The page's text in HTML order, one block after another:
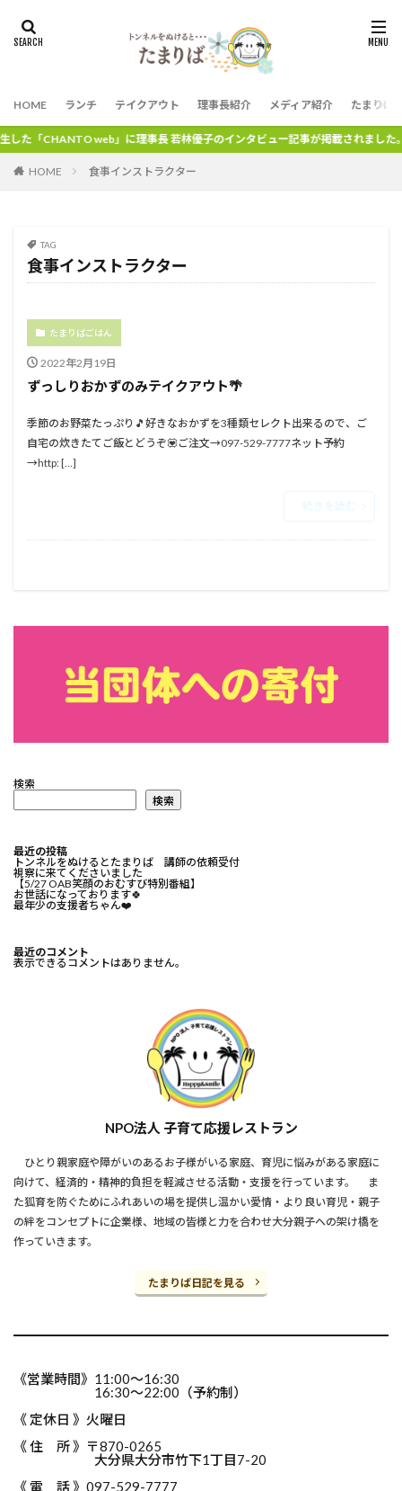
HOME ランチ テイクアウト 理事長紹介 メディア紹介 たまりば
CHANTO web」に理事長 若林優子のインタビュー記事が掲載されました。ぜ
HOME 食事インストラクター
TAG
食事インストラクター
たまりばごはん
2022年2月19日
ずっしりおかずのみテイクアウト🌴
⁡季節のお野菜たっぷり🎵⁡⁡⁡⁡好きなおかずを3種類セレクト出来るので、ご
自宅の炊きたてご飯とどうぞ💟⁡⁡⁡⁡ご注文→097-529-7777⁡⁡ネット予約
→http: […]
検索
検索
最近の投稿
トンネルをぬけるとたまりば 講師の依頼受付
視察に来てくださいました
【5/27 OAB笑顔のおむすび特別番組】
お世話になっております🍀⁡
最年少の支援者ちゃん❤️⁡
最近のコメント
表示できるコメントはありません。
NPO法人 子育て応援レストラン
ひとり親家庭や障がいのあるお子様がいる家庭、育児に悩みがある家庭に
向けて、経済的・精神的負担を軽減させる活動・支援を行っています。 ま
た狐育を防ぐためにふれあいの場を提供し温かい愛情・より良い育児・親子
の絆をコンセプトに企業様、地域の皆様と力を合わせ大分親子への架け橋を
作っていきます。
たまりば日記を見る
《営業時間》11:00～16:30
16:30～22:00（予約制）
《 定休日 》火曜日
《 住 所 》〒870-0265
大分県大分市竹下1丁目7-20
《 電 話 》097-529-7777